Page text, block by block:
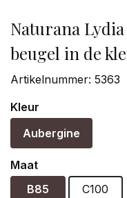
Naturana
beugel in de
Artikelnummer: 5363
Kleur
Aubergine
Maat
B85
C100